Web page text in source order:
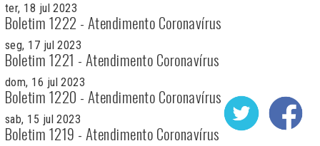
ter, 18 jul 2023
Boletim 1222 - Atendimento Coronavírus
seg, 17 jul 2023
Boletim 1221 - Atendimento Coronavírus
dom, 16 jul 2023
Boletim 1220 - Atendimento Coronavírus
sab, 15 jul 2023
Boletim 1219 - Atendimento Coronavírus